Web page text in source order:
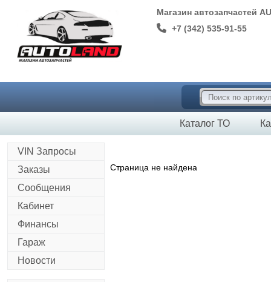
Магазин автозапчастей
+7 (342) 535-91-55
Каталог ТО
VIN Запросы
Заказы
Сообщения
Кабинет
Финансы
Гараж
Новости
Страница не найдена